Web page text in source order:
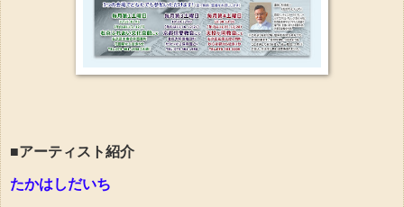
■アーティスト紹介
たかはしだいち